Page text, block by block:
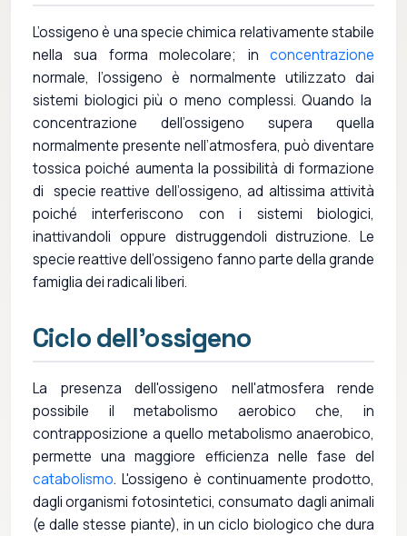
L’ossigeno è una specie chimica relativamente stabile
nella sua forma molecolare; in concentrazione
normale, l’ossigeno è normalmente utilizzato dai
sistemi biologici più o meno complessi. Quando la
concentrazione dell’ossigeno supera quella
normalmente presente nell’atmosfera, può diventare
tossica poiché aumenta la possibilità di formazione
di specie reattive dell’ossigeno, ad altissima attività
poiché interferiscono con i sistemi biologici,
inattivandoli oppure distruggendoli distruzione. Le
specie reattive dell’ossigeno fanno parte della grande
famiglia dei radicali liberi.
Ciclo dell'ossigeno
La presenza dell'ossigeno nell'atmosfera rende
possibile il metabolismo aerobico che, in
contrapposizione a quello metabolismo anaerobico,
permette una maggiore efficienza nelle fase del
catabolismo. L'ossigeno è continuamente prodotto,
dagli organismi fotosintetici, consumato dagli animali
(e dalle stesse piante), in un ciclo biologico che dura